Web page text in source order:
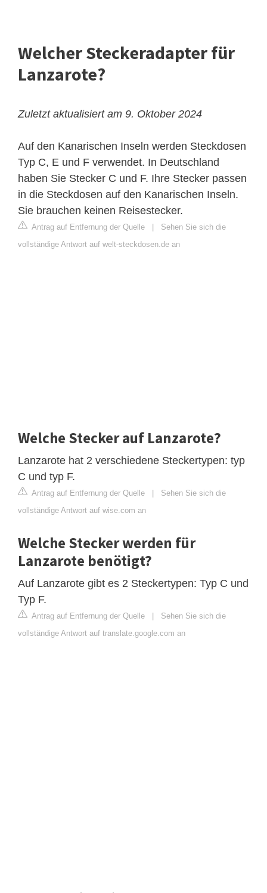
Welcher Steckeradapter für
Lanzarote?
Zuletzt aktualisiert am 9. Oktober 2024
Auf den Kanarischen Inseln werden Steckdosen
Typ C, E und F verwendet. In Deutschland
haben Sie Stecker C und F. Ihre Stecker passen
in die Steckdosen auf den Kanarischen Inseln.
Sie brauchen keinen Reisestecker.
Antrag auf Entfernung der Quelle
Sehen Sie sich die
vollständige Antwort auf welt-steckdosen.de an
Welche Stecker auf Lanzarote?
Lanzarote hat 2 verschiedene Steckertypen: typ
C und typ F.
Antrag auf Entfernung der Quelle
Sehen Sie sich die
vollständige Antwort auf wise.com an
Welche Stecker werden für
Lanzarote benötigt?
Auf Lanzarote gibt es 2 Steckertypen: Typ C und
Typ F.
Antrag auf Entfernung der Quelle
Sehen Sie sich die
vollständige Antwort auf translate.google.com an